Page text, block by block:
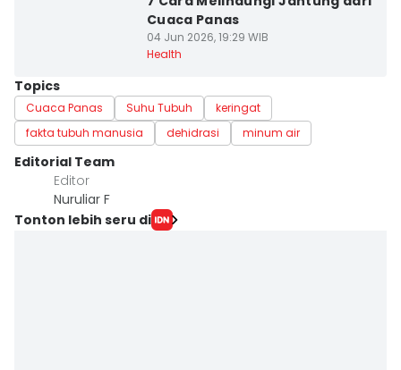
Cuaca Panas
04 Jun 2026, 19:29 WIB
Health
Topics
Cuaca Panas Suhu Tubuh
keringat
fakta tubuh manusia
dehidrasi minum air
Editorial Team
Editor
Nuruliar F
Tonton lebih seru di